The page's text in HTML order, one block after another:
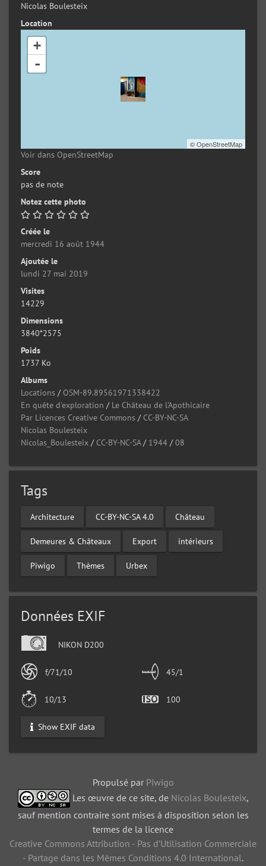
Nicolas Boulesteix
Location
+
-
©OpenStreetMap
Voir dans OpenStreetMap
Score
pas de note
Notez cette photo
Créée le
mercredi 16 août 1944
Ajoutée le
lundi 27 mai 2019
Visites
14229
Dimensions
3840*2575
Poids
1737 Ko
Albums
Locations / OSM-89.89561971338422
En quête d'exploration / Le Château de l'Apothicaire
Par Licences Creative Commons / CC-BY-NC-SA
Nicolas Boulesteix
Nicolas_Boulesteix / CC-BY-NC-SA/ 1944 /08
Tags
Architecture CC-BY-NC-SA 4.0 Château
Demeures & Châteaux Export intérieurs
Piwigo Thèmes Urbex
Données EXIF
NIKON D200
f/71/10 45/1
10/13 100
Show EXIF data
Propulsé par Piwigo
Les œuvre de ce site, de Nicolas Boulesteix,
sauf mention contraire sont mises à disposition selon les
termes de la licence
Creative Commons Attribution - Pas d’Utilisation Commerciale
- Partage dans les Mêmes Conditions 4.0 International.